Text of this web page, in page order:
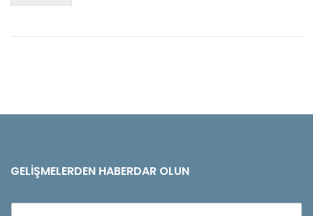
GELIŞMELERDEN HABERDAR OLUN